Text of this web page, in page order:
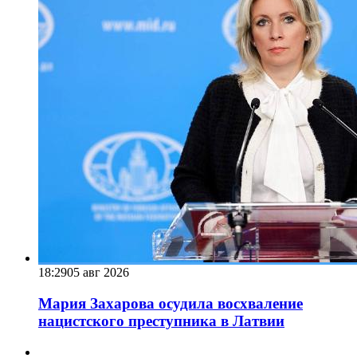
18:2905 авг 2026
Мария Захарова осудила восхваление
нацистского преступника в Латвии